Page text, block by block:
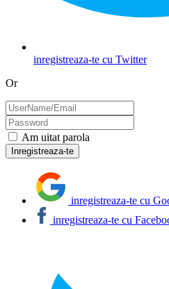
inregistreaza-te cu Twitter
Or
Am uitat parola
inregistreaza-te cu
inregistreaza-te cu